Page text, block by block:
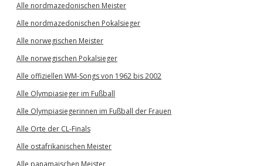
Alle nordmazedonischen Meister
Alle nordmazedonischen Pokalsieger
Alle norwegischen Meister
Alle norwegischen Pokalsieger
Alle offiziellen WM-Songs von 1962 bis 2002
Alle Olympiasieger im Fußball
Alle Olympiasiegerinnen im Fußball der Frauen
Alle Orte der CL-Finals
Alle ostafrikanischen Meister
Alle panamaischen Meister